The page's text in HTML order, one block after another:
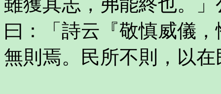
曰：「詩云『敬慎威儀
無則焉。民所不則，以